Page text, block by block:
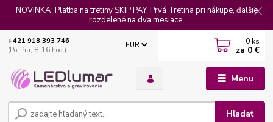
NOVINKA: Platba na tretiny SKIP PAY. Prvá Tretina pri nákupe, ďalšie
rozdelené na dva mesiace.
Menu
EUR
Hľadať
+421 918 393 746
(Po-Pia, 8-16 hod.)
0 ks
za 0 €